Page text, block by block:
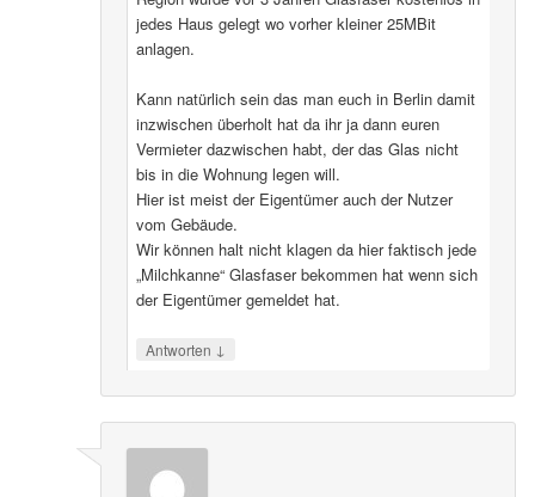
jedes Haus gelegt wo vorher kleiner 25MBit
anlagen.
Kann natürlich sein das man euch in Berlin damit
inzwischen überholt hat da ihr ja dann euren
Vermieter dazwischen habt, der das Glas nicht
bis in die Wohnung legen will.
Hier ist meist der Eigentümer auch der Nutzer
vom Gebäude.
Wir können halt nicht klagen da hier faktisch jede
„Milchkanne“ Glasfaser bekommen hat wenn sich
der Eigentümer gemeldet hat.
Antworten ↓